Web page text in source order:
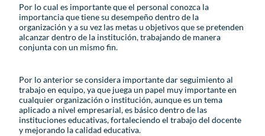
Por lo cual es importante que el personal conozca la
importancia que tiene su desempeño dentro de la
organización y a su vez las metas u objetivos que se pretenden
alcanzar dentro de la institución, trabajando de manera
conjunta con un mismo fin.
Por lo anterior se considera importante dar seguimiento al
trabajo en equipo, ya que juega un papel muy importante en
cualquier organización o institución, aunque es un tema
aplicado a nivel empresarial, es básico dentro de las
instituciones educativas, fortaleciendo el trabajo del docente
y mejorando la calidad educativa.